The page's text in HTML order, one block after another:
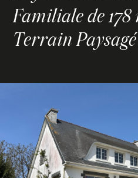
Familiale de 178
Terrain Paysagé